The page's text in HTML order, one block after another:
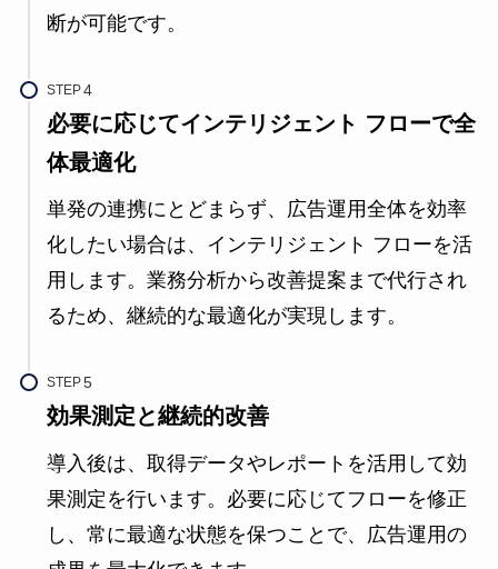
断が可能です。
STEP
必要に応じてインテリジェント フローで全
体最適化
単発の連携にとどまらず、広告運用全体を効率
化したい場合は、インテリジェント フローを活
用します。業務分析から改善提案まで代行され
るため、継続的な最適化が実現します。
STEP
効果測定と継続的改善
導入後は、取得データやレポートを活用して効
果測定を行います。必要に応じてフローを修正
し、常に最適な状態を保つことで、広告運用の